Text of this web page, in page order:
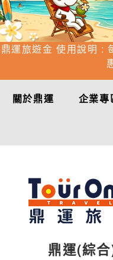
鼎運旅遊金 使用說明 :
關於鼎運 企業專
鼎運(綜